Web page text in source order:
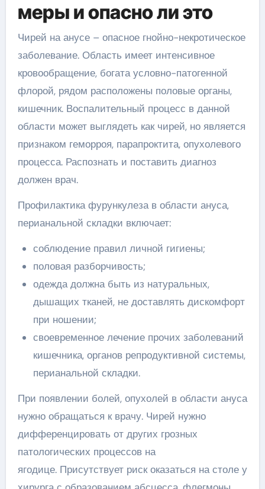
меры и опасно ли это
Чирей на анусе – опасное гнойно-некротическое
заболевание. Область имеет интенсивное
кровообращение, богата условно-патогенной
флорой, рядом расположены половые органы,
кишечник. Воспалительный процесс в данной
области может выглядеть как чирей, но является
признаком геморроя, парапроктита, опухолевого
процесса. Распознать и поставить диагноз
должен врач.
Профилактика фурункулеза в области ануса,
перианальной складки включает:
соблюдение правил личной гигиены;
половая разборчивость;
одежда должна быть из натуральных,
дышащих тканей, не доставлять дискомфорт
при ношении;
своевременное лечение прочих заболеваний
кишечника, органов репродуктивной системы,
перианальной складки.
При появлении болей, опухолей в области ануса
нужно обращаться к врачу. Чирей нужно
дифференцировать от других грозных
патологических процессов на
ягодице. Присутствует риск оказаться на столе у